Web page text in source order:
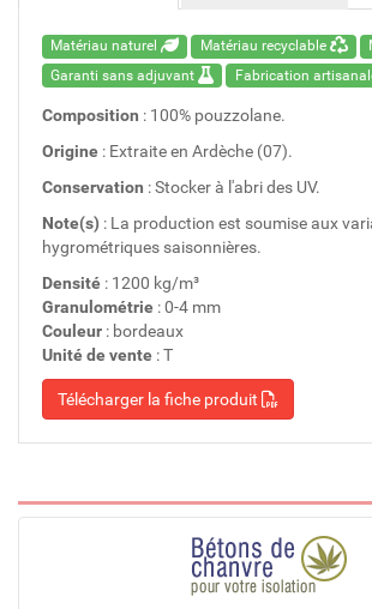
Matériau naturel Matériau recyclable
Garanti sans adjuvant
Fabrication
Composition : 100% pouzzolane.
Origine : Extraite en Ardèche (07).
Conservation : Stocker à l'abri des UV.
Note(s) : La production est soumise aux
hygrométriques saisonnières.
Densité : 1200 kg/m³
Granulométrie : 0-4 mm
Couleur : bordeaux
Unité de vente : T
Télécharger la fiche produit